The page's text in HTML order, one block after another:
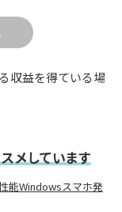
収益を得ている場
メしています
能Windowsスマホ発